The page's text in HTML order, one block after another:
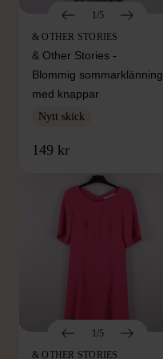
1/5
& OTHER STORIES
& Other Stories -
Blommig sommarklänning
med knappar
Nytt skick
149 kr
1/5
& OTHER STORIES